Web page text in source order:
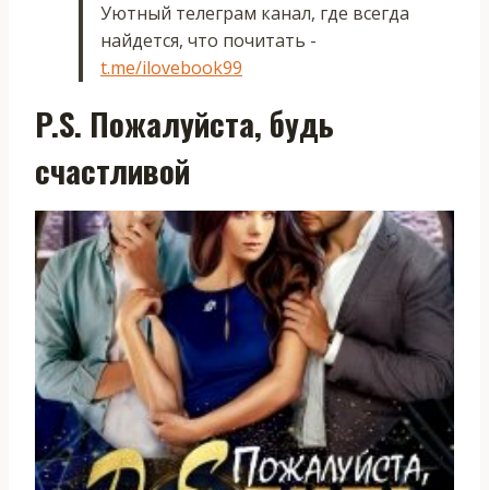
Уютный телеграм канал, где всегда
найдется, что почитать -
t.me/ilovebook99
P.S. Пожалуйста, будь
счастливой